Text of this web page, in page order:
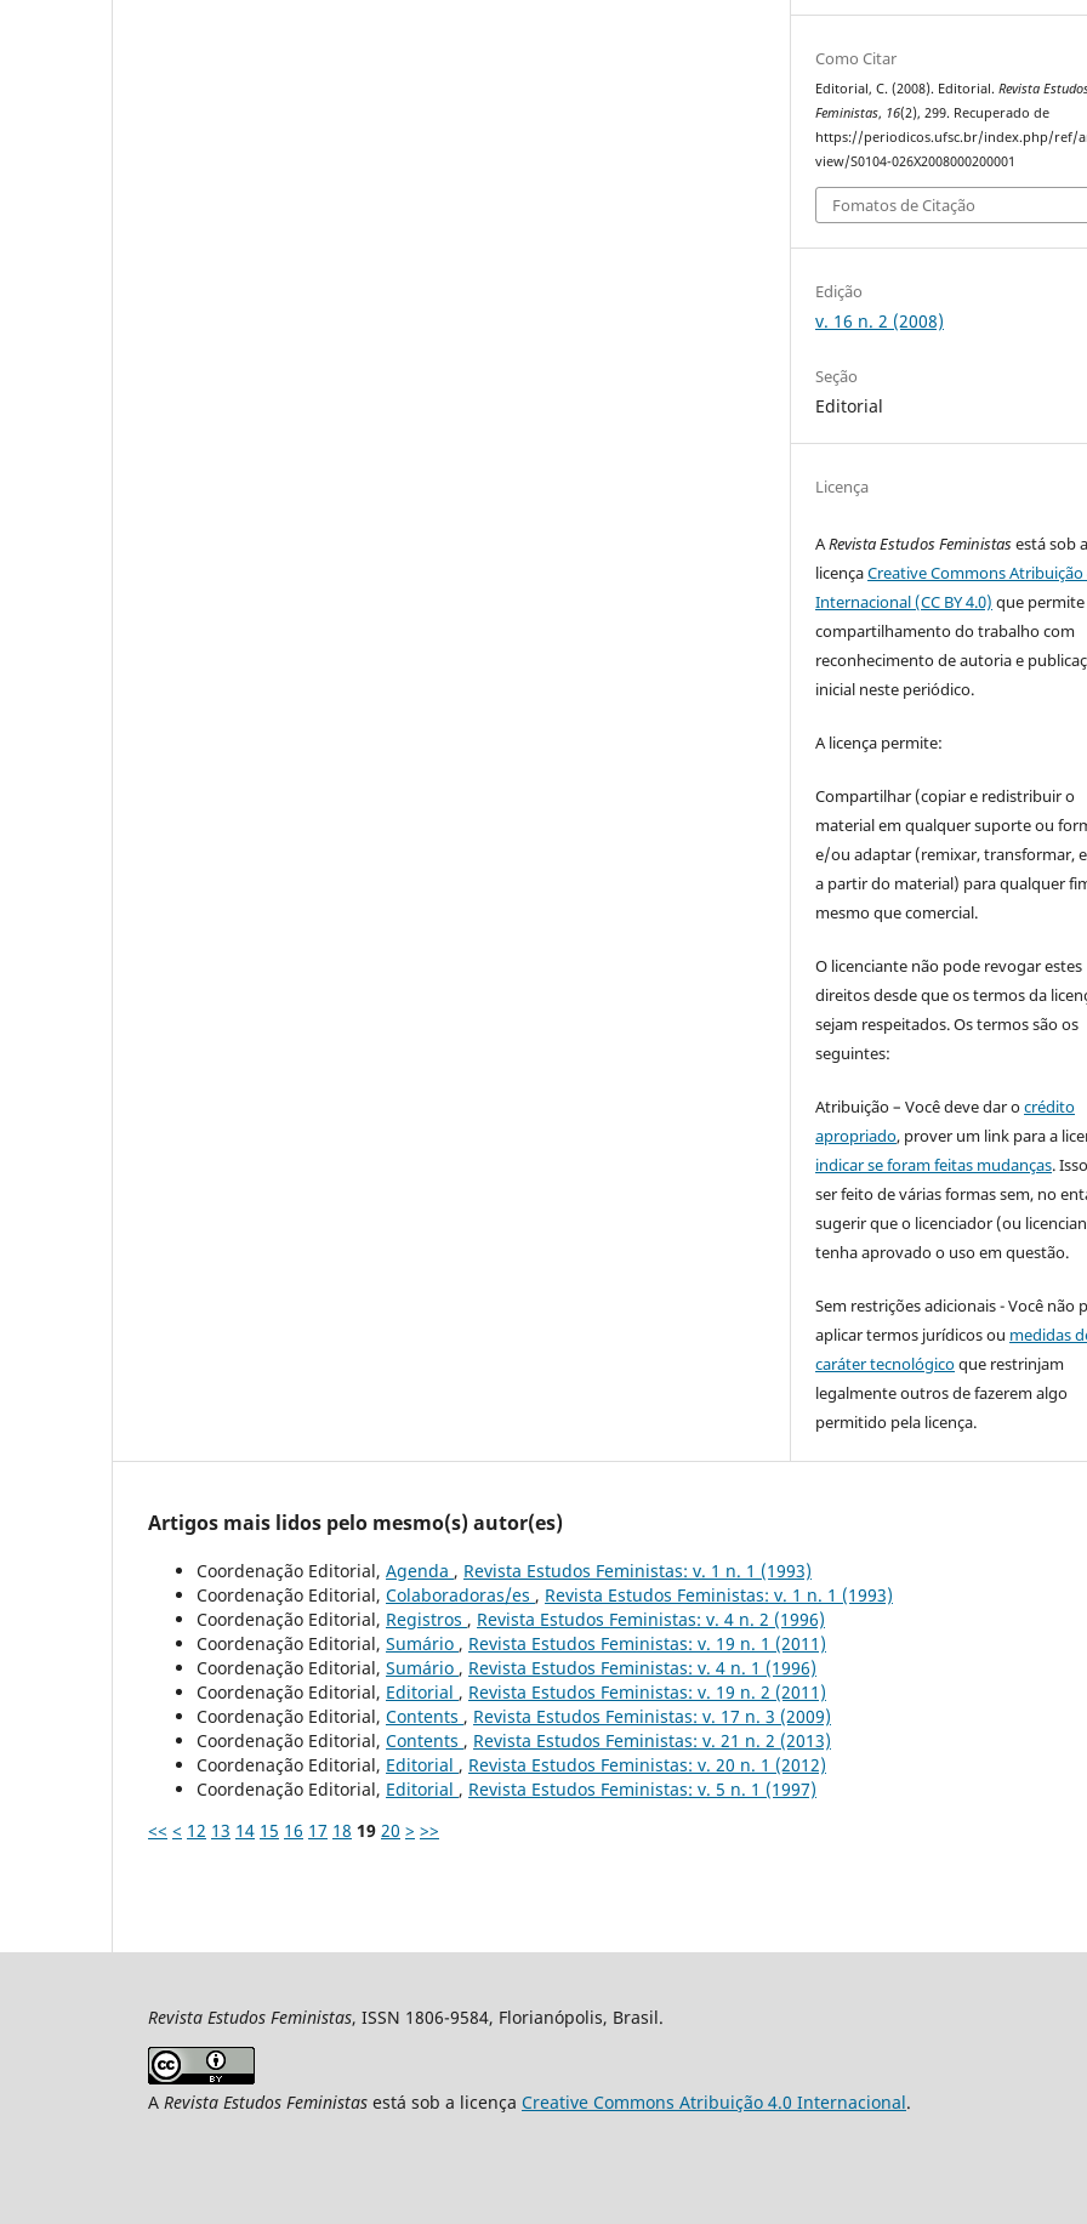
Como Citar
Editorial, C. (2008). Editorial.Revista
Feministas, 16(2), 299. Recuperado de
https://periodicos.ufsc.br/index.php/ref/
view/S0104-026X2008000200001
Fomatos de Citação
Edição
v. 16 n. 2 (2008)
Seção
Editorial
Licença
ARevista Estudos Feministasestá sob a
licençaCreative Commons Atribuição
Internacional (CC BY 4.0) que
compartilhamento do trabalho com
reconhecimento de autoria e
inicial neste periódico.
A licença permite:
Compartilhar (copiar e redistribuir o
material em qualquer suporte ou
e/ou adaptar (remixar, transformar,
a partir do material) para qualquer
mesmo que comercial.
O licenciante não pode revogar estes
direitos desde que os termos da
sejam respeitados. Os termos são os
seguintes:
Atribuição – Você deve dar ocrédito
apropriado, prover um link para a
indicar se foram feitas mudanças.
ser feito de várias formas sem, no
sugerir que o licenciador (ou
tenha aprovado o uso em questão.
Sem restrições adicionais - Você não
aplicar termos jurídicos ou medidas
caráter tecnológicoque restrinjam
legalmente outros de fazerem algo
permitido pela licença.
Artigos mais lidos pelo mesmo(s) autor(es)
Coordenação Editorial, Agenda , Revista Estudos Feministas: v. 1 n. 1 (1993)
Coordenação Editorial, Colaboradoras/es , Revista Estudos Feministas: v. 1 n. 1 (1993)
Coordenação Editorial, Registros , Revista Estudos Feministas: v. 4 n. 2 (1996)
Coordenação Editorial, Sumário , Revista Estudos Feministas: v. 19 n. 1 (2011)
Coordenação Editorial, Sumário , Revista Estudos Feministas: v. 4 n. 1 (1996)
Coordenação Editorial, Editorial , Revista Estudos Feministas: v. 19 n. 2 (2011)
Coordenação Editorial, Contents , Revista Estudos Feministas: v. 17 n. 3 (2009)
Coordenação Editorial, Contents , Revista Estudos Feministas: v. 21 n. 2 (2013)
Coordenação Editorial, Editorial , Revista Estudos Feministas: v. 20 n. 1 (2012)
Coordenação Editorial, Editorial , Revista Estudos Feministas: v. 5 n. 1 (1997)
<< < 12 13 14 15 16 17 18 19 20 > >>
Revista Estudos Feministas, ISSN 1806-9584, Florianópolis, Brasil.
A Revista Estudos Feministas está sob a licença Creative Commons Atribuição 4.0 Internacional.